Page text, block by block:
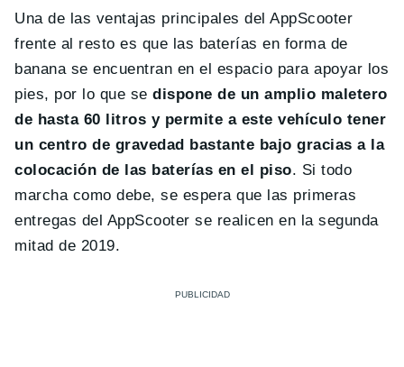
Una de las ventajas principales del AppScooter
frente al resto es que las baterías en forma de
banana se encuentran en el espacio para apoyar los
pies, por lo que sedispone de un amplio maletero
de hasta 60 litros y permite a este vehículo tener
un centro de gravedad bastante bajo gracias a la
colocación de las baterías en el piso. Si todo
marcha como debe, se espera que las primeras
entregas del AppScooter se realicen en la segunda
mitad de 2019.